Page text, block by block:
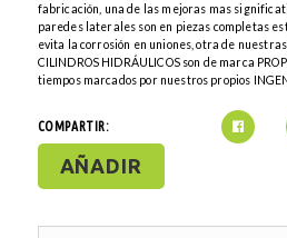
fabricación, una de las mejoras mas
paredes laterales son en piezas completas
evita la corrosión en uniones, otra de
CILINDROS HIDRÁULICOS son de marca
tiempos marcados por nuestros propios
COMPARTIR:
AÑADIR